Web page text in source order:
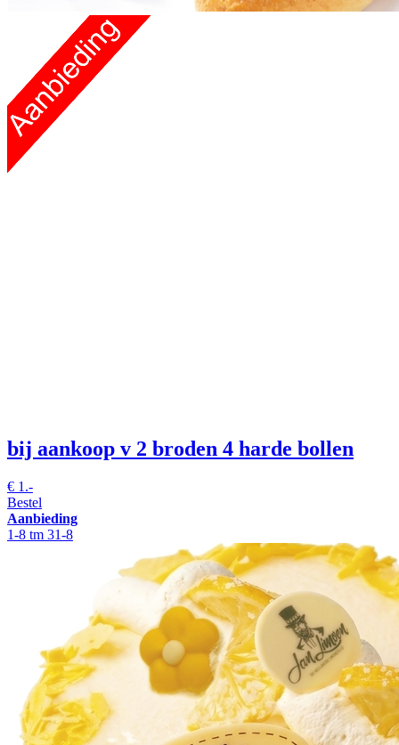
bij aankoop v 2 broden 4 harde bollen
€ 1.-
Bestel
Aanbieding
1-8 tm 31-8